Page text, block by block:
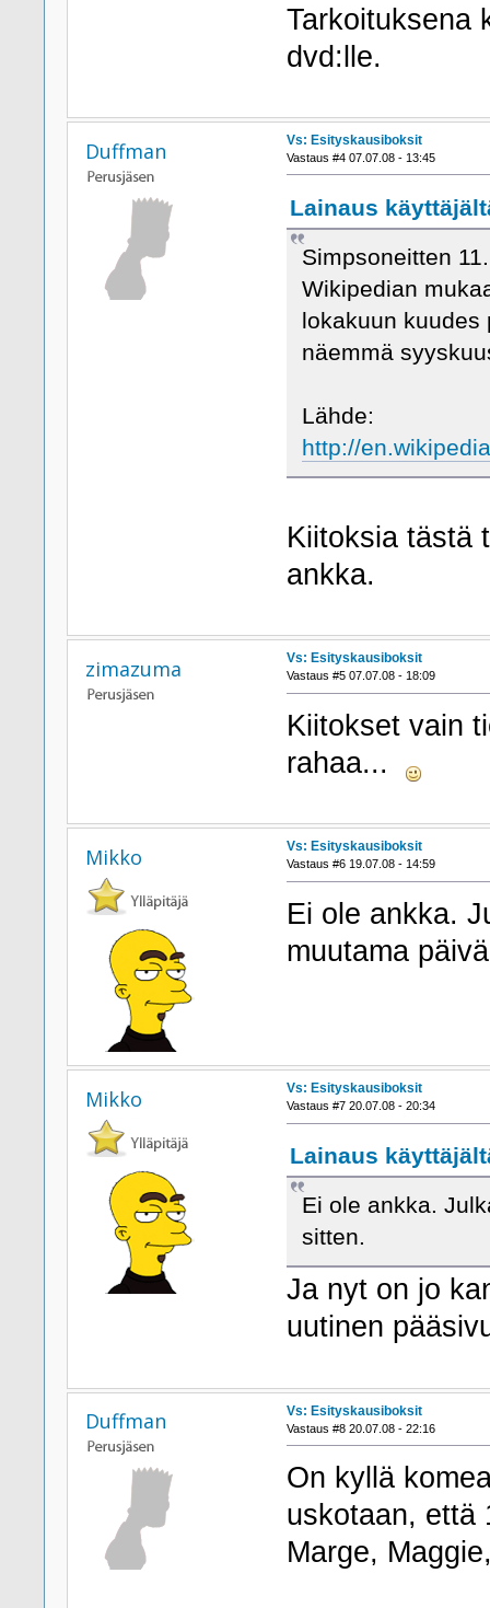
Tarkoituksena
dvd:lle.
Duffman Vs: Esityskausiboksit
Vastaus #4 07.07.08 - 13:45
Lainaus
Simpsoneitten
Wikipedian
lokakuun kuudes
näemmä
Lähde:
http://
Kiitoksia tästä
ankka.
zimazuma Vs: Esityskausiboksit
Vastaus #5 07.07.08 - 18:09
Kiitokset vain
rahaa...
Mikko Vs: Esityskausiboksit
Vastaus #6 19.07.08 - 14:59
Ei ole ankka.
muutama
Mikko Vs: Esityskausiboksit
Vastaus #7 20.07.08 - 20:34
Lainaus
Ei ole ankka.
sitten.
Ja nyt on jo
uutinen
Duffman Vs: Esityskausiboksit
Vastaus #8 20.07.08 - 22:16
On kyllä
uskotaan, että
Marge,